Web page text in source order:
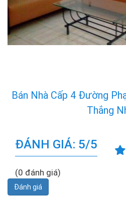
Bán Nhà Cấp 4 Đường
Thắng
ĐÁNH GIÁ: 5/5
(0 đánh giá)
Đánh giá